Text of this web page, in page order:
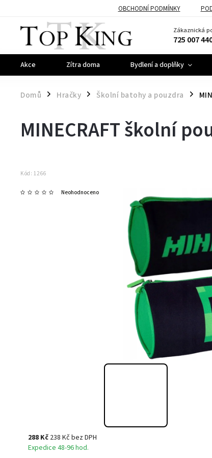
OBCHODNÍ PODMÍNKY
Zákaznická
725 007
Akce Zítra doma Bydlení a doplňky
Domů / Hračky / Školní batohy a pouzdra /
MINECRAFT školní
Kód: 1266
Neohodnoceno
288 Kč 238 Kč bez DPH
Expedice 48-96 hod.